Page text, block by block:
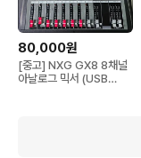
80,000원
[중고] NXG GX8 8채널
아날로그 믹서 (USB